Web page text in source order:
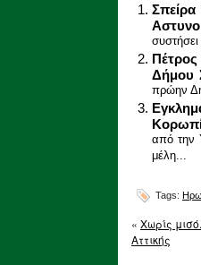
Δήμου
πρώην
από την
μέλη...
Tags:
« Χωρίς
Αττικής